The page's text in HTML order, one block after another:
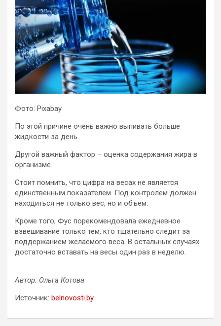
Фото: Pixabay
По этой причине очень важно выпивать больше
жидкости за день.
Другой важный фактор – оценка содержания жира в
организме.
Стоит помнить, что цифра на весах не является
единственным показателем. Под контролем должен
находиться не только вес, но и объем.
Кроме того, Фус порекомендовала ежедневное
взвешивание только тем, кто тщательно следит за
поддержанием желаемого веса. В остальных случаях
достаточно вставать на весы один раз в неделю.
Автор: Ольга Котова
Источник: belnovosti.by